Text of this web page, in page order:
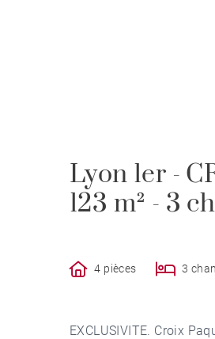
Lyon 1er -
123 m² - 3
4 pièces 3
EXCLUSIVITE. Croix